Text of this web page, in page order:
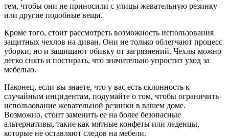
тем, чтобы они не приносили с улицы жевательную резинку
или другие подобные вещи.
Кроме того, стоит рассмотреть возможность использования
защитных чехлов на диван. Они не только облегчают процесс
уборки, но и защищают обивку от загрязнений. Чехлы можно
легко снять и постирать, что значительно упростит уход за
мебелью.
Наконец, если вы знаете, что у вас есть склонность к
случайным инцидентам, подумайте о том, чтобы ограничить
использование жевательной резинки в вашем доме.
Возможно, стоит заменить ее на более безопасные
альтернативы, такие как мятные конфеты или леденцы,
которые не оставляют следов на мебели.